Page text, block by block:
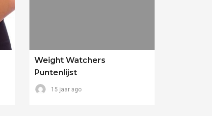
Weight Watchers
Puntenlijst
15 jaar ago